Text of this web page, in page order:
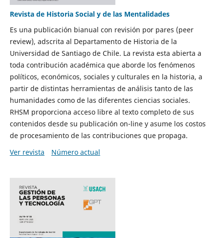
Revista de Historia Social y de las Mentalidades
Es una publicación bianual con revisión por pares (peer
review), adscrita al Departamento de Historia de la
Universidad de Santiago de Chile. La revista esta abierta a
toda contribución académica que aborde los fenómenos
políticos, económicos, sociales y culturales en la historia, a
partir de distintas herramientas de análisis tanto de las
humanidades como de las diferentes ciencias sociales.
RHSM proporciona acceso libre al texto completo de sus
contenidos desde su publicación on-line y asume los costos
de procesamiento de las contribuciones que propaga.
Ver revista
Número actual